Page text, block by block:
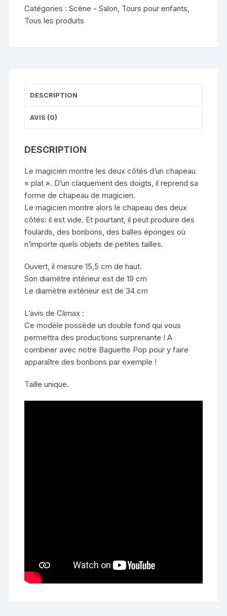
GIBUS
NOIR
Catégories :Scène - Salon, Tours pour enfants,
Tous les produits
DESCRIPTION
AVIS (0)
DESCRIPTION
Le magicien montre les deux côtés d’un chapeau
« plat ». D’un claquement des doigts, il reprend sa
forme de chapeau de magicien.
Le magicien montre alors le chapeau des deux
côtés: il est vide. Et pourtant, il peut produire des
foulards, des bonbons, des balles éponges où
n’importe quels objets de petites tailles.
Ouvert, il mesure 15,5 cm de haut.
Son diamètre intérieur est de 19 cm
Le diamètre extérieur est de 34 cm
L’avis de Climax :
Ce modèle possède un double fond qui vous
permettra des productions surprenante ! A
combiner avec notre Baguette Pop pour y faire
apparaître des bonbons par exemple !
Taille unique.